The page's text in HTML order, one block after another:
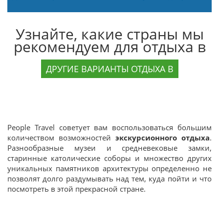
Узнайте, какие страны мы
рекомендуем для отдыха в
ДРУГИЕ ВАРИАНТЫ ОТДЫХА В
People Travel советует вам воспользоваться большим
количеством возможностей экскурсионного отдыха.
Разнообразные музеи и средневековые замки,
старинные католические соборы и множество других
уникальных памятников архитектуры определенно не
позволят долго раздумывать над тем, куда пойти и что
посмотреть в этой прекрасной стране.